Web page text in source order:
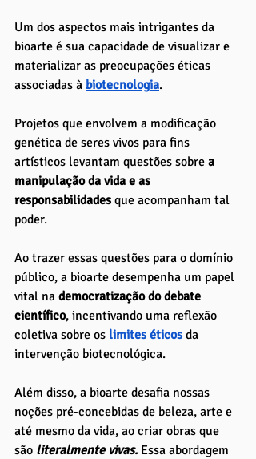
Um dos aspectos mais intrigantes da
bioarte é sua capacidade de visualizar e
materializar as preocupações éticas
associadas à biotecnologia.
Projetos que envolvem a modificação
genética de seres vivos para fins
artísticos levantam questões sobre a
manipulação da vida e as
responsabilidades que acompanham tal
poder.
Ao trazer essas questões para o domínio
público, a bioarte desempenha um papel
vital na democratização do debate
científico, incentivando uma reflexão
coletiva sobre os limites éticos da
intervenção biotecnológica.
Além disso, a bioarte desafia nossas
noções pré-concebidas de beleza, arte e
até mesmo da vida, ao criar obras que
são literalmente vivas. Essa abordagem